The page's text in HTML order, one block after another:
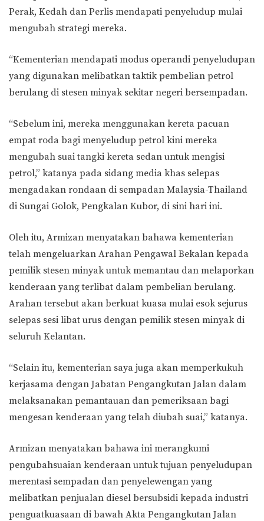
Perak, Kedah dan Perlis mendapati penyeludup mulai
mengubah strategi mereka.
“Kementerian mendapati modus operandi penyeludupan
yang digunakan melibatkan taktik pembelian petrol
berulang di stesen minyak sekitar negeri bersempadan.
“Sebelum ini, mereka menggunakan kereta pacuan
empat roda bagi menyeludup petrol kini mereka
mengubah suai tangki kereta sedan untuk mengisi
petrol,” katanya pada sidang media khas selepas
mengadakan rondaan di sempadan Malaysia-Thailand
di Sungai Golok, Pengkalan Kubor, di sini hari ini.
Oleh itu, Armizan menyatakan bahawa kementerian
telah mengeluarkan Arahan Pengawal Bekalan kepada
pemilik stesen minyak untuk memantau dan melaporkan
kenderaan yang terlibat dalam pembelian berulang.
Arahan tersebut akan berkuat kuasa mulai esok sejurus
selepas sesi libat urus dengan pemilik stesen minyak di
seluruh Kelantan.
“Selain itu, kementerian saya juga akan memperkukuh
kerjasama dengan Jabatan Pengangkutan Jalan dalam
melaksanakan pemantauan dan pemeriksaan bagi
mengesan kenderaan yang telah diubah suai,” katanya.
Armizan menyatakan bahawa ini merangkumi
pengubahsuaian kenderaan untuk tujuan penyeludupan
merentasi sempadan dan penyelewengan yang
melibatkan penjualan diesel bersubsidi kepada industri
penguatkuasaan di bawah Akta Pengangkutan Jalan